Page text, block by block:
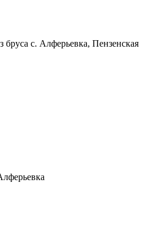
с. Алферьевка, Пензенская